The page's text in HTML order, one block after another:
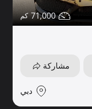
71,000
مشاركة
دبي